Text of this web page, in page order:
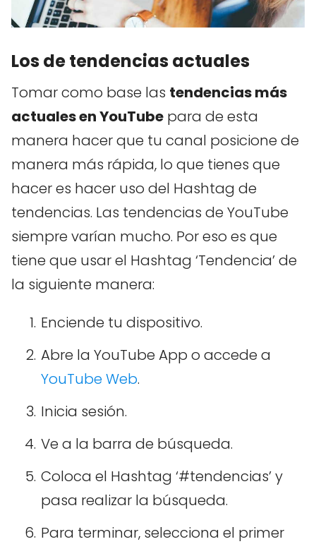
Los de tendencias actuales
Tomar como base las tendencias más
actuales en YouTube para de esta
manera hacer que tu canal posicione de
manera más rápida, lo que tienes que
hacer es hacer uso del Hashtag de
tendencias. Las tendencias de YouTube
siempre varían mucho. Por eso es que
tiene que usar el Hashtag ‘Tendencia’ de
la siguiente manera:
Enciende tu dispositivo.
Abre la YouTube App o accede a
YouTube Web.
Inicia sesión.
Ve a la barra de búsqueda.
Coloca el Hashtag ‘#tendencias’ y
pasa realizar la búsqueda.
Para terminar, selecciona el primer